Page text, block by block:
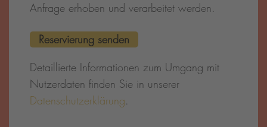
Anfrage erhoben und verarbeitet werden.
Detaillierte Informationen zum Umgang mit
Nutzerdaten finden Sie in unserer
Datenschutzerklärung